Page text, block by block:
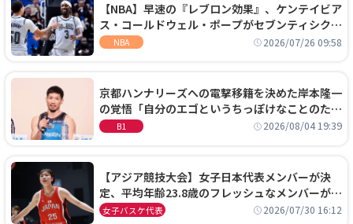
【NBA】早速の『レブロン効果』、ケンテイビア
ス・コールドウェル・ポープがセブンティシクサ
ーズに1年契約で加入
NBA 2026/07/26 09:58
京都ハンナリーズへの電撃移籍を決めた岸本隆一
の覚悟「自分のエゴというちっぽけなことのため
に、京都に来たわけではない」
B1 2026/08/04 19:39
【アジア競技大会】女子日本代表メンバーが決
定、平均年齢23.8歳のフレッシュなメンバーが日
本開催の大舞台で頂点を狙う
女子バスケ代表 2026/07/30 16:12